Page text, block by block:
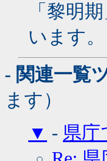
「黎明
います。
- 関連一覧
ます）
▼ - 県庁